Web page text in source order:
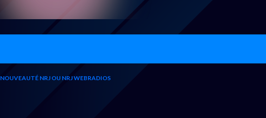
NOUVEAUTÉ NRJ OU NRJ WEBRADIOS